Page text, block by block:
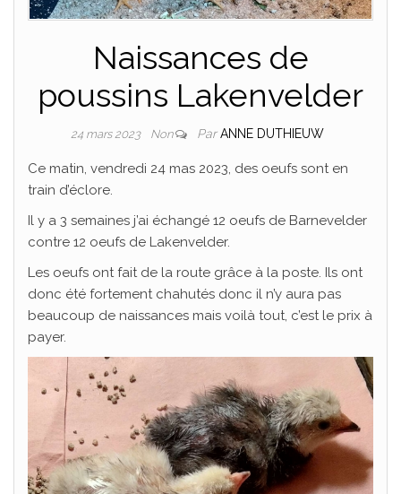
Naissances de
poussins Lakenvelder
24 mars 2023 Non ParANNE DUTHIEUW
Ce matin, vendredi 24 mas 2023, des oeufs sont en
train d’éclore.
Il y a 3 semaines j’ai échangé 12 oeufs de Barnevelder
contre 12 oeufs de Lakenvelder.
Les oeufs ont fait de la route grâce à la poste. Ils ont
donc été fortement chahutés donc il n’y aura pas
beaucoup de naissances mais voilà tout, c’est le prix à
payer.